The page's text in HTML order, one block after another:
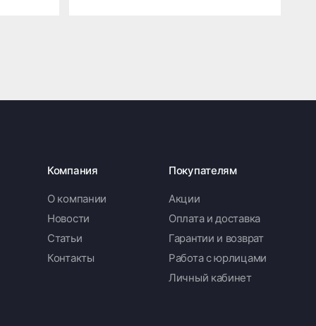
Компания
О компании
Новости
Статьи
Контакты
Покупателям
Акции
Оплата и доставка
Гарантии и возврат
Работа с юрлицами
Личный кабинет